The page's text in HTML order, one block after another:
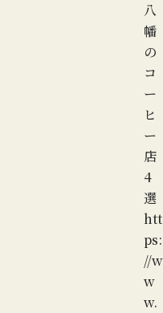
八
幡
の
コ
ー
ヒ
ー
店
4
選
htt
ps:
//w
w
w.